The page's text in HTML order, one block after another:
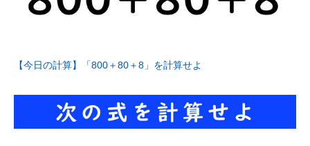
【今日の計算】「800＋80＋8」を計算せよ